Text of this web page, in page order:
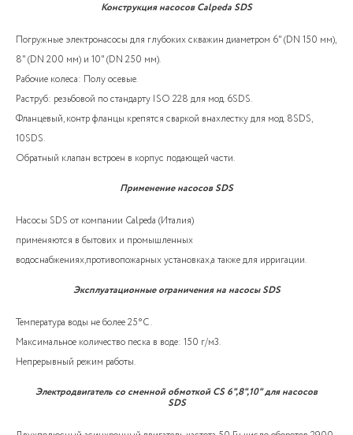
Конструкция насосов Calpeda SDS
Погружные электронасосы для глубоких скважин диаметром 6" (DN 150 мм),
8" (DN 200 мм) и 10" (DN 250 мм).
Рабочие колеса: Полу осевые.
Раструб: резьбовой по стандарту ISO 228 для мод. 6SDS.
Фланцевый, контр фланцы крепятся сваркой внахлестку для мод. 8SDS,
10SDS.
Обратный клапан встроен в корпус подающей части.
Применение насосов SDS
Насосы SDS от компании Calpeda (Италия)
применяются в бытових и промышленных
водоснабжениях,противопожарных установках,а также для ирригации.
Эксплуатационные ограничения на насосы SDS
Температура воды не более 25°C .
Максимальное количество песка в воде: 150 г/м3.
Непрерывный режим работы.
Электродвигатель со сменной обмоткой CS 6",8",10" для насосов
SDS